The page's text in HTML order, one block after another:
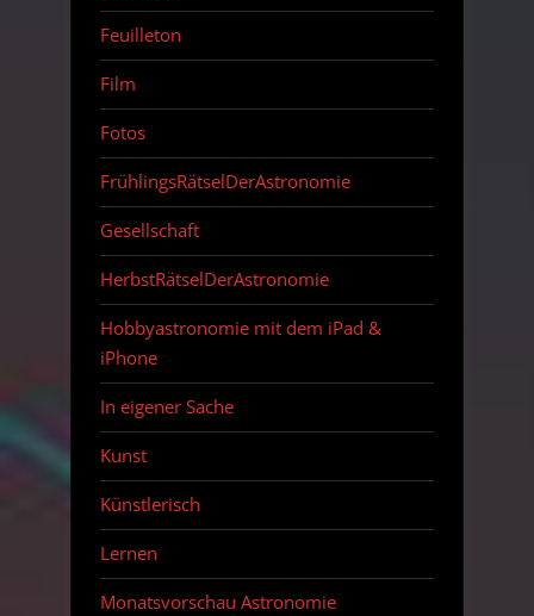
Feuilleton
Film
Fotos
FrühlingsRätselDerAstronomie
Gesellschaft
HerbstRätselDerAstronomie
Hobbyastronomie mit dem iPad &
iPhone
In eigener Sache
Kunst
Künstlerisch
Lernen
Monatsvorschau Astronomie